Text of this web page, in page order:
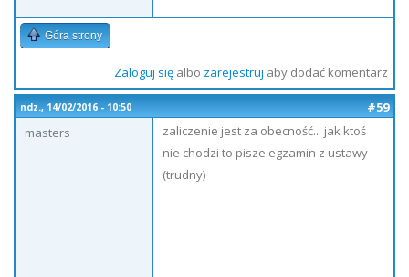
Góra strony
Zaloguj sięalbo zarejestruj aby dodać komentarz
ndz., 14/02/2016 - 10:50
#59
masters
zaliczenie jest za obecność... jak ktoś
nie chodzi to pisze egzamin z ustawy
(trudny)